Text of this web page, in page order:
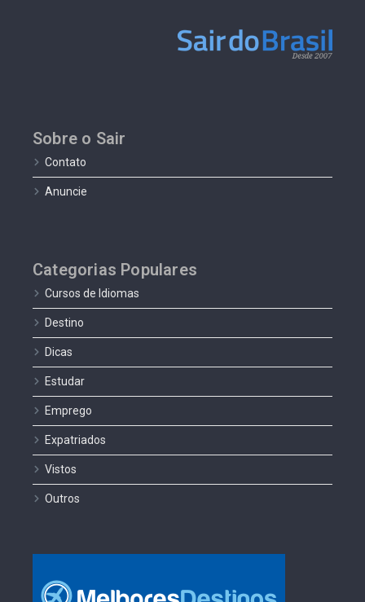
Sobre o Sair
Contato
Anuncie
Categorias Populares
Cursos de Idiomas
Destino
Dicas
Estudar
Emprego
Expatriados
Vistos
Outros